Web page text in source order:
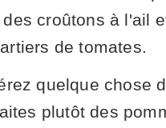
croûtons à l'ail
de tomates.
quelque chose
plutôt des